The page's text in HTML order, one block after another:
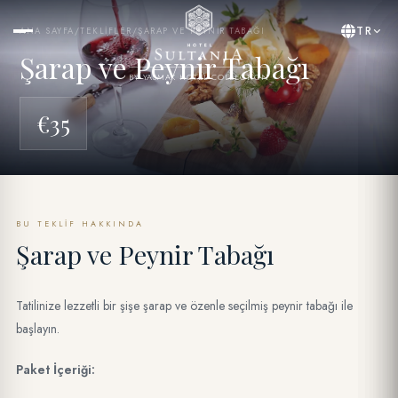
BY YASMAK HOTEL COLLECTION
TR
ANA SAYFA/TEKLIFLER /ŞARAP VE PEYNIR TABAĞI
Şarap ve Peynir Tabağı
€35
BU TEKLIF HAKKINDA
Şarap ve Peynir Tabağı
Tatilinize lezzetli bir şişe şarap ve özenle seçilmiş peynir tabağı ile
başlayın.
Paket İçeriği: